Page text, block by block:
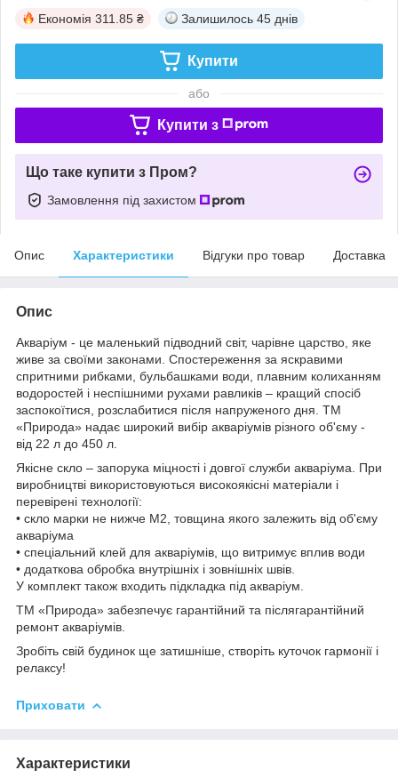
Економія 311.85 ₴ Залишилось 45 днів
Купити
або
Купити з
Що таке купити з Пром?
Замовлення під захистом
Опис Характеристики Відгуки про товар Доставка
Опис
Акваріум - це маленький підводний світ, чарівне царство, яке
живе за своїми законами. Спостереження за яскравими
спритними рибками, бульбашками води, плавним колиханням
водоростей і неспішними рухами равликів – кращий спосіб
заспокоїтися, розслабитися після напруженого дня. ТМ
«Природа» надає широкий вибір акваріумів різного об'єму -
від 22 л до 450 л.
Якісне скло – запорука міцності і довгої служби акваріума. При
виробництві використовуються високоякісні матеріали і
перевірені технології:
• скло марки не нижче М2, товщина якого залежить від об'єму
акваріума
• спеціальний клей для акваріумів, що витримує вплив води
• додаткова обробка внутрішніх і зовнішніх швів.
У комплект також входить підкладка під акваріум.
ТМ «Природа» забезпечує гарантійний та післягарантійний
ремонт акваріумів.
Зробіть свій будинок ще затишніше, створіть куточок гармонії і
релаксу!
Приховати
Характеристики